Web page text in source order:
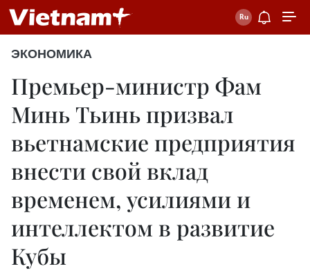
ЭКОНОМИКА
Премьер-министр Фам
Минь Тьинь призвал
вьетнамские предприятия
внести свой вклад
временем, усилиями и
интеллектом в развитие
Кубы